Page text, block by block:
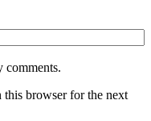
comments.
this browser for the next